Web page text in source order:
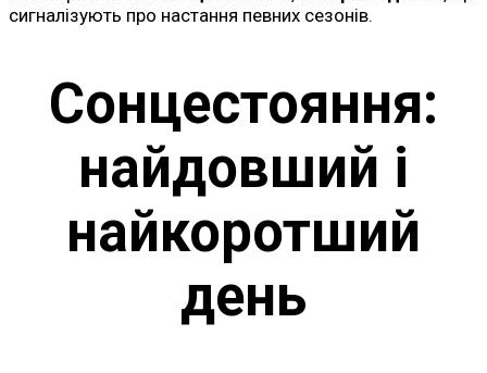
сигналізують про настання певних сезонів.
Сонцестояння:
найдовший і
найкоротший
день